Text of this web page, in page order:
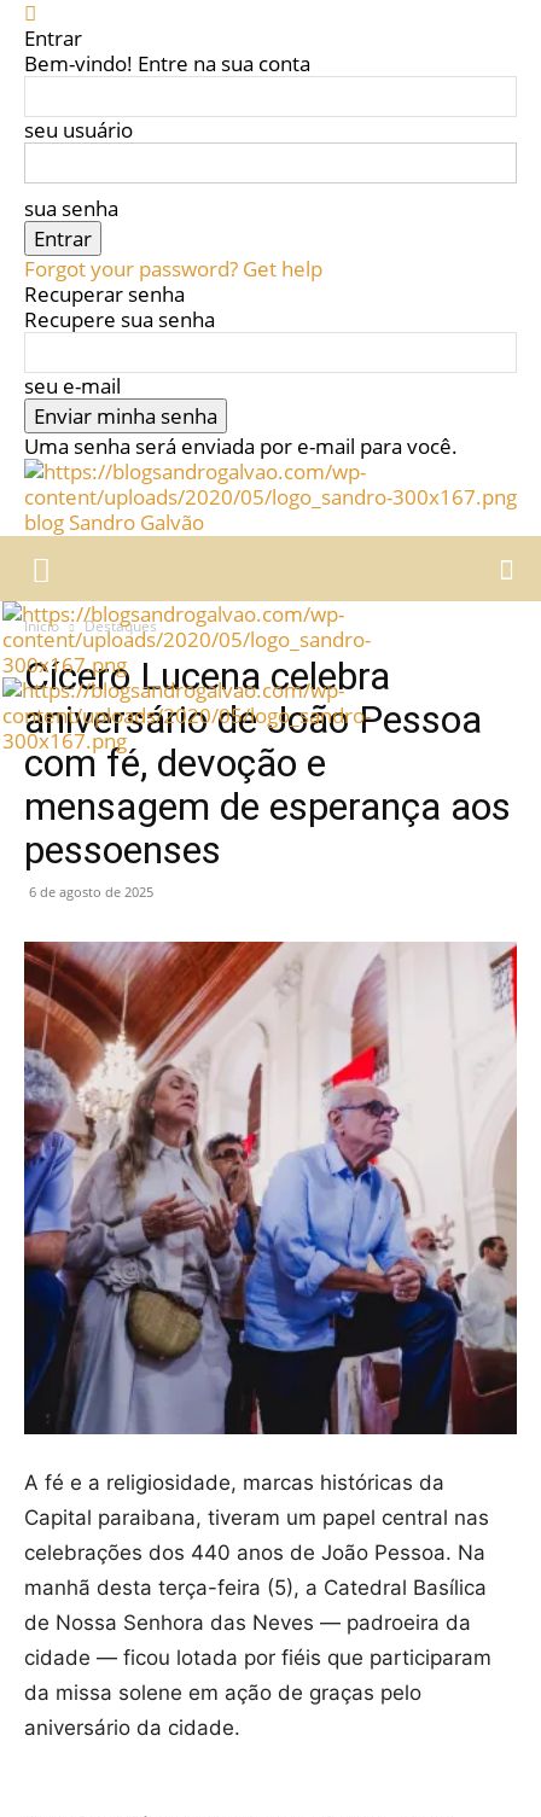
Entrar
Bem-vindo! Entre na sua conta
seu usuário
sua senha
Forgot your password? Get help
Recuperar senha
Recupere sua senha
seu e-mail
Uma senha será enviada por e-mail para você.
blog Sandro Galvão
Início Destaques
Cícero Lucena celebra
aniversário de João Pessoa
com fé, devoção e
mensagem de esperança aos
pessoenses
6 de agosto de 2025
A fé e a religiosidade, marcas históricas da
Capital paraibana, tiveram um papel central nas
celebrações dos 440 anos de João Pessoa. Na
manhã desta terça-feira (5), a Catedral Basílica
de Nossa Senhora das Neves — padroeira da
cidade — ficou lotada por fiéis que participaram
da missa solene em ação de graças pelo
aniversário da cidade.